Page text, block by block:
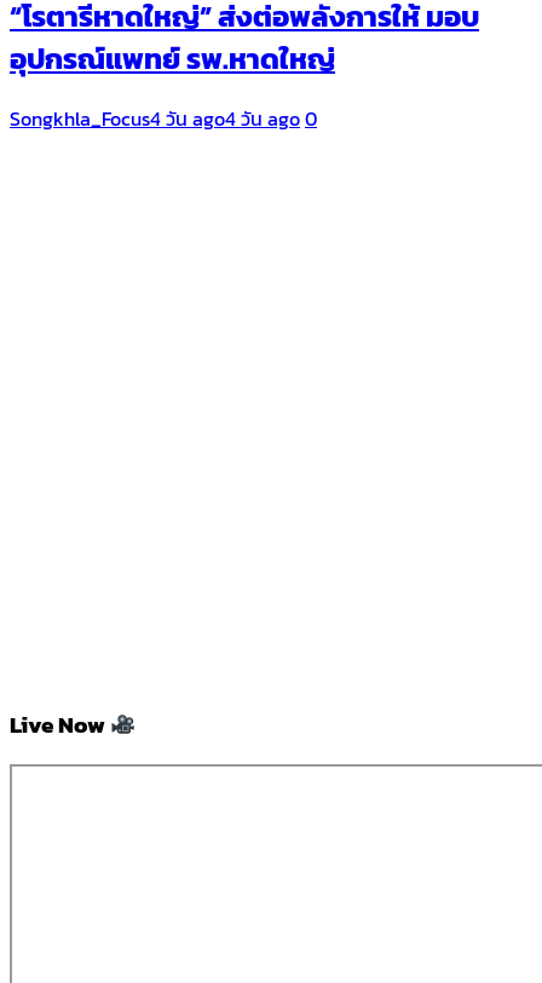
“โรตารีหาดใหญ่” ส่งต่อพลังการให้ มอบ
อุปกรณ์แพทย์ รพ.หาดใหญ่
Songkhla_Focus4 วัน ago4 วัน ago0
Live Now